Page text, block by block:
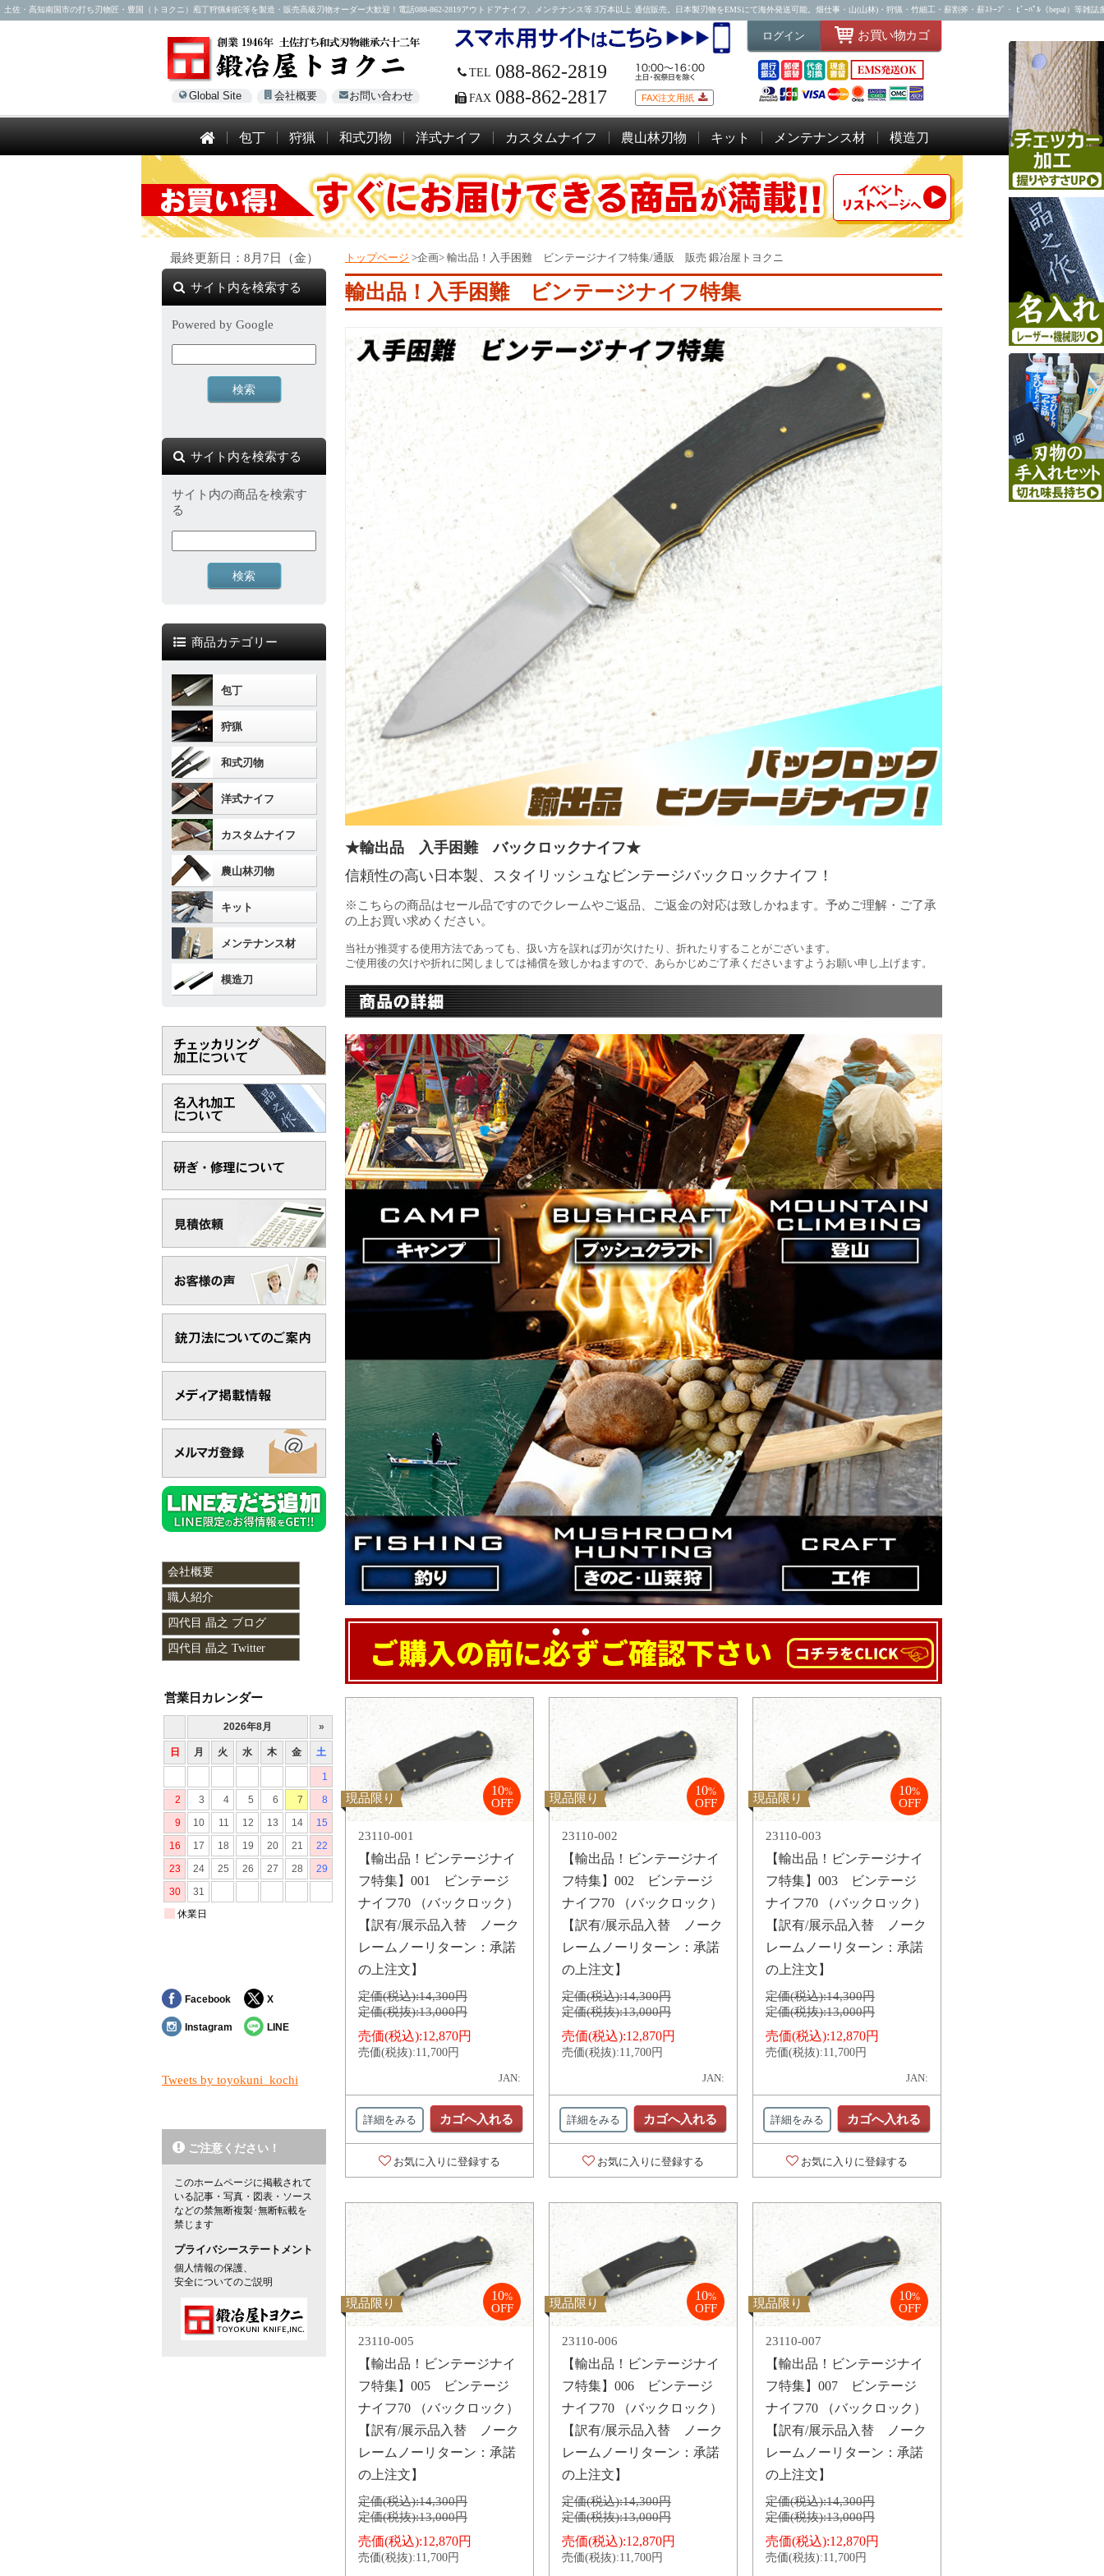
土佐・高知南国市の打ち刃物匠・豊国（トヨクニ）庖丁狩猟剣鉈等を製造・販売高級刃物オーダー大歓迎！電話088-862-2819アウトドアナイフ、メンテナンス等 3万本以上 通信販売。日本製刃物をEMSにて海外発送可能。畑仕事・山(山林)・狩猟・竹細工・薪割斧・薪ｽﾄｰﾌﾞ・ ﾋﾞｰﾊﾟﾙ（bepal）等雑誌
Global Site 会社概要 お問い合わせ
TEL 088-862-2819
FAX 088-862-2817 FAX注文用紙
ログイン お買い物カゴ
包丁 狩猟 和式刃物 洋式ナイフ カスタムナイフ 農山林刃物 キット メンテナンス材 模造刀
トップページ >企画> 輸出品！入手困難 ビンテージナイフ特集/通販 販売 鍛冶屋トヨクニ
輸出品！入手困難 ビンテージナイフ特集
★輸出品 入手困難 バックロックナイフ★
信頼性の高い日本製、スタイリッシュなビンテージバックロックナイフ！
※こちらの商品はセール品ですのでクレームやご返品、ご返金の対応は致しかねます。予めご理解・ご了承
の上お買い求めください。
当社が推奨する使用方法であっても、扱い方を誤れば刃が欠けたり、折れたりすることがございます。
ご使用後の欠けや折れに関しましては補償を致しかねますので、あらかじめご了承くださいますようお願い申し上げます。
現品限り
10%
OFF
23110-001
【輸出品！ビンテージナイ
フ特集】001 ビンテージ
ナイフ70 （バックロック）
【訳有/展示品入替 ノーク
レームノーリターン：承諾
の上注文】
定価(税込):14,300円
定価(税抜):13,000円
売価(税込):12,870円
売価(税抜):11,700円
JAN:
詳細をみる カゴへ入れる
お気に入りに登録する
現品限り
10%
OFF
23110-002
【輸出品！ビンテージナイ
フ特集】002 ビンテージ
ナイフ70 （バックロック）
【訳有/展示品入替 ノーク
レームノーリターン：承諾
の上注文】
定価(税込):14,300円
定価(税抜):13,000円
売価(税込):12,870円
売価(税抜):11,700円
JAN:
詳細をみる カゴへ入れる
お気に入りに登録する
現品限り
10%
OFF
23110-003
【輸出品！ビンテージナイ
フ特集】003 ビンテージ
ナイフ70 （バックロック）
【訳有/展示品入替 ノーク
レームノーリターン：承諾
の上注文】
定価(税込):14,300円
定価(税抜):13,000円
売価(税込):12,870円
売価(税抜):11,700円
JAN:
詳細をみる カゴへ入れる
お気に入りに登録する
現品限り
10%
OFF
23110-005
【輸出品！ビンテージナイ
フ特集】005 ビンテージ
ナイフ70 （バックロック）
【訳有/展示品入替 ノーク
レームノーリターン：承諾
の上注文】
定価(税込):14,300円
定価(税抜):13,000円
売価(税込):12,870円
売価(税抜):11,700円
現品限り
10%
OFF
23110-006
【輸出品！ビンテージナイ
フ特集】006 ビンテージ
ナイフ70 （バックロック）
【訳有/展示品入替 ノーク
レームノーリターン：承諾
の上注文】
定価(税込):14,300円
定価(税抜):13,000円
売価(税込):12,870円
売価(税抜):11,700円
現品限り
10%
OFF
23110-007
【輸出品！ビンテージナイ
フ特集】007 ビンテージ
ナイフ70 （バックロック）
【訳有/展示品入替 ノーク
レームノーリターン：承諾
の上注文】
定価(税込):14,300円
定価(税抜):13,000円
売価(税込):12,870円
売価(税抜):11,700円
最終更新日：8月7日（金）
サイト内を検索する
Powered by Google
サイト内を検索する
サイト内の商品を検索す
る
商品カテゴリー
包丁
狩猟
和式刃物
洋式ナイフ
カスタムナイフ
農山林刃物
キット
メンテナンス材
模造刀
会社概要
職人紹介
四代目 晶之 ブログ
四代目 晶之 Twitter
営業日カレンダー
Facebook X
Instagram LINE
Tweets by toyokuni_kochi
ご注意ください！
このホームページに掲載されて
いる記事・写真・図表・ソース
などの禁無断複製･無断転載を
禁じます
プライバシーステートメント
個人情報の保護、
安全についてのご説明